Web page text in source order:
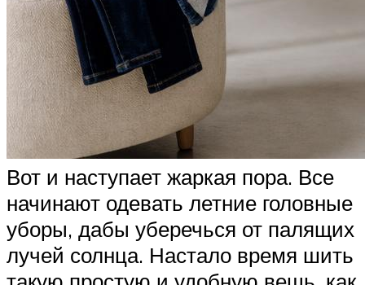
Вот и наступает жаркая пора. Все
начинают одевать летние головные
уборы, дабы уберечься от палящих
лучей солнца. Настало время шить